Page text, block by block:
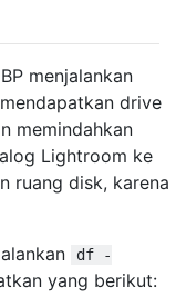
menjalankan
drive
memindahkan
Lightroom ke
ruang disk, karena
df -
yang berikut: